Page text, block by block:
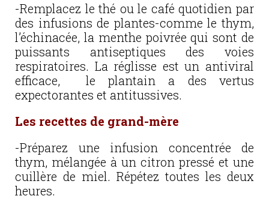
-Remplacez le thé ou le café quotidien par
des infusions de plantes-comme le thym,
l’échinacée, la menthe poivrée qui sont de
puissants antiseptiques des voies
respiratoires. La réglisse est un antiviral
efficace, le plantain a des vertus
expectorantes et antitussives.
Les recettes de grand-mère
-Préparez une infusion concentrée de
thym, mélangée à un citron pressé et une
cuillère de miel. Répétez toutes les deux
heures.